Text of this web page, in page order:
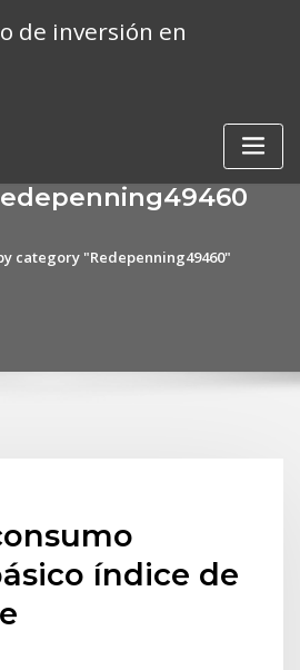
de inversión en
category "Redepenning49460"
índice de